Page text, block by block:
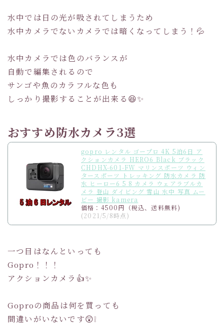
水中では日の光が吸されてしまうため
水中カメラでないカメラでは暗くなってしまう！💦
水中カメラでは色のバランスが
自動で編集されるので
サンゴや魚のカラフルな色も
しっかり撮影することが出来る😆✨
おすすめ防水カメラ3選
gopro レンタル ゴープロ 4K 5泊6日 ア
クションカメラ HERO6 Black ブラック
CHDHX-601-FW マリンスポーツ ウィン
タースポーツ トレッキング 防水カメラ 防
水 ヒーロー6 5 8 カメラ ウェアラブルカ
メラ 登山 ダイビング 雪山 水中 写真 ムー
ビー 撮影 kamera
価格：4500円（税込、送料無料)
(2021/5/8時点)
一つ目はなんといっても
Gopro！！！
アクションカメラ👍✨
Goproの商品は何を買っても
間違いがいないです😲❕